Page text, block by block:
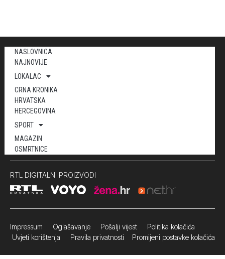
NASLOVNICA
NAJNOVIJE
LOKALAC
CRNA KRONIKA
HRVATSKA
HERCEGOVINA
SPORT
MAGAZIN
OSMRTNICE
RTL DIGITALNI PROIZVODI
Impressum Oglašavanje Pošalji vijest Politika kolačića
Uvjeti korištenja Pravila privatnosti Promijeni postavke kolačića